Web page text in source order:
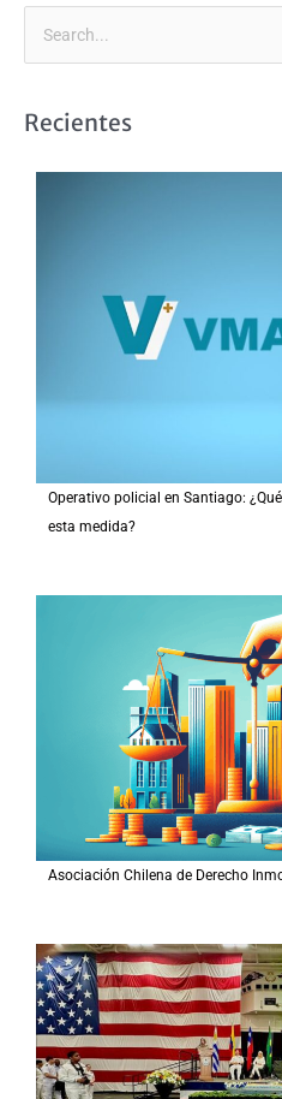
cRecientes
Operativo policial en Santiago:
esta medida?
Asociación Chilena de Derecho